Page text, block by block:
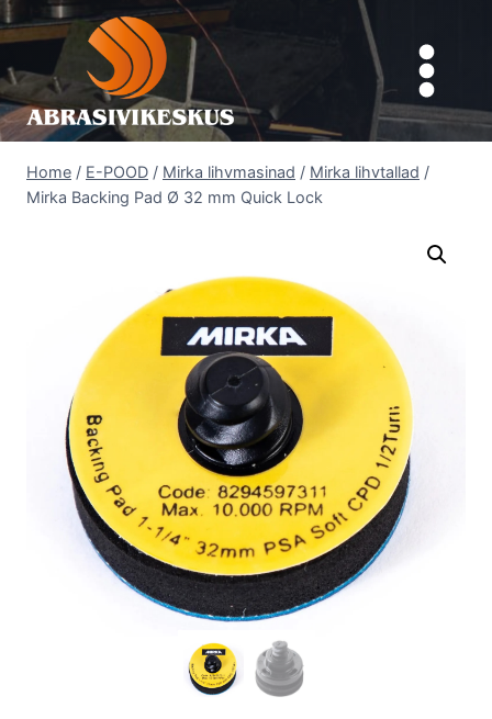
Skip
to
content
Home / E-POOD / Mirka lihvmasinad / Mirka lihvtallad /
Mirka Backing Pad Ø 32 mm Quick Lock